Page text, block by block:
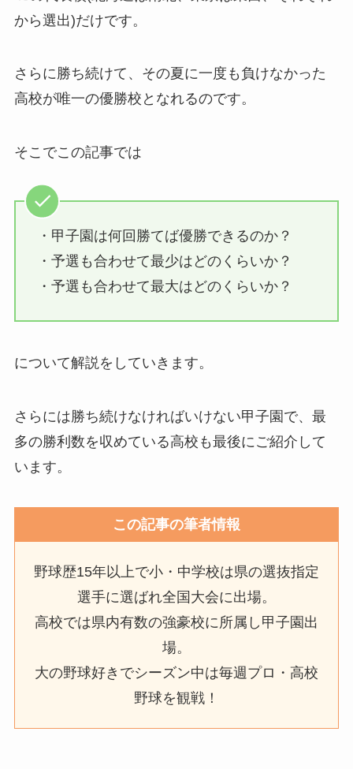
から選出)だけです。
さらに勝ち続けて、その夏に一度も負けなかった
高校が唯一の優勝校となれるのです。
そこでこの記事では
・甲子園は何回勝てば優勝できるのか？
・予選も合わせて最少はどのくらいか？
・予選も合わせて最大はどのくらいか？
について解説をしていきます。
さらには勝ち続けなければいけない甲子園で、最
多の勝利数を収めている高校も最後にご紹介して
います。
この記事の筆者情報
野球歴15年以上で小・中学校は県の選抜指定
選手に選ばれ全国大会に出場。
高校では県内有数の強豪校に所属し甲子園出
場。
大の野球好きでシーズン中は毎週プロ・高校
野球を観戦！